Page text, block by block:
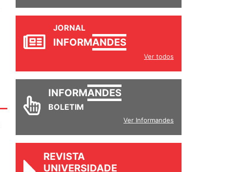
JORNAL
INFORMANDES
Ver todos
INFORMANDES
BOLETIM
Ver Informandes
REVISTA
UNIVERSIDADE